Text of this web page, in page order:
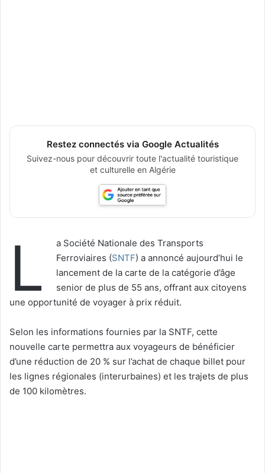
Restez connectés via Google Actualités
Suivez-nous pour découvrir toute l'actualité touristique
et culturelle en Algérie
L
a Société Nationale des Transports
Ferroviaires (SNTF) a annoncé aujourd’hui le
lancement de la carte de la catégorie d’âge
senior de plus de 55 ans, offrant aux citoyens
une opportunité de voyager à prix réduit.
Selon les informations fournies par la SNTF, cette
nouvelle carte permettra aux voyageurs de bénéficier
d’une réduction de 20 % sur l’achat de chaque billet pour
les lignes régionales (interurbaines) et les trajets de plus
de 100 kilomètres.